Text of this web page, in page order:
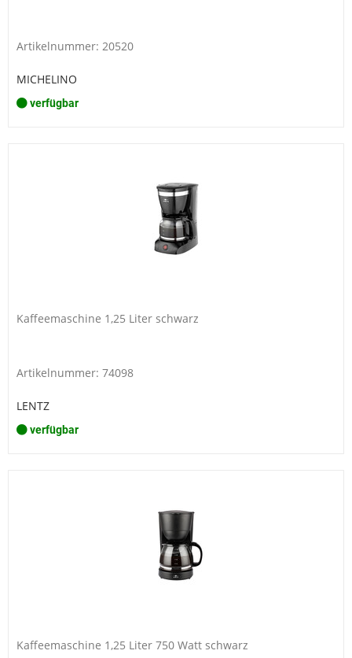
Artikelnummer: 20520
MICHELINO
verfügbar
Kaffeemaschine 1,25 Liter schwarz
Artikelnummer: 74098
LENTZ
verfügbar
Kaffeemaschine 1,25 Liter 750 Watt schwarz